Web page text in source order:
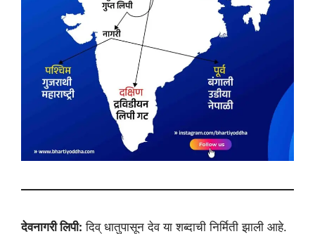
देवनागरी लिपी: दिव् धातुपासून देव या शब्दाची निर्मिती झाली आहे.